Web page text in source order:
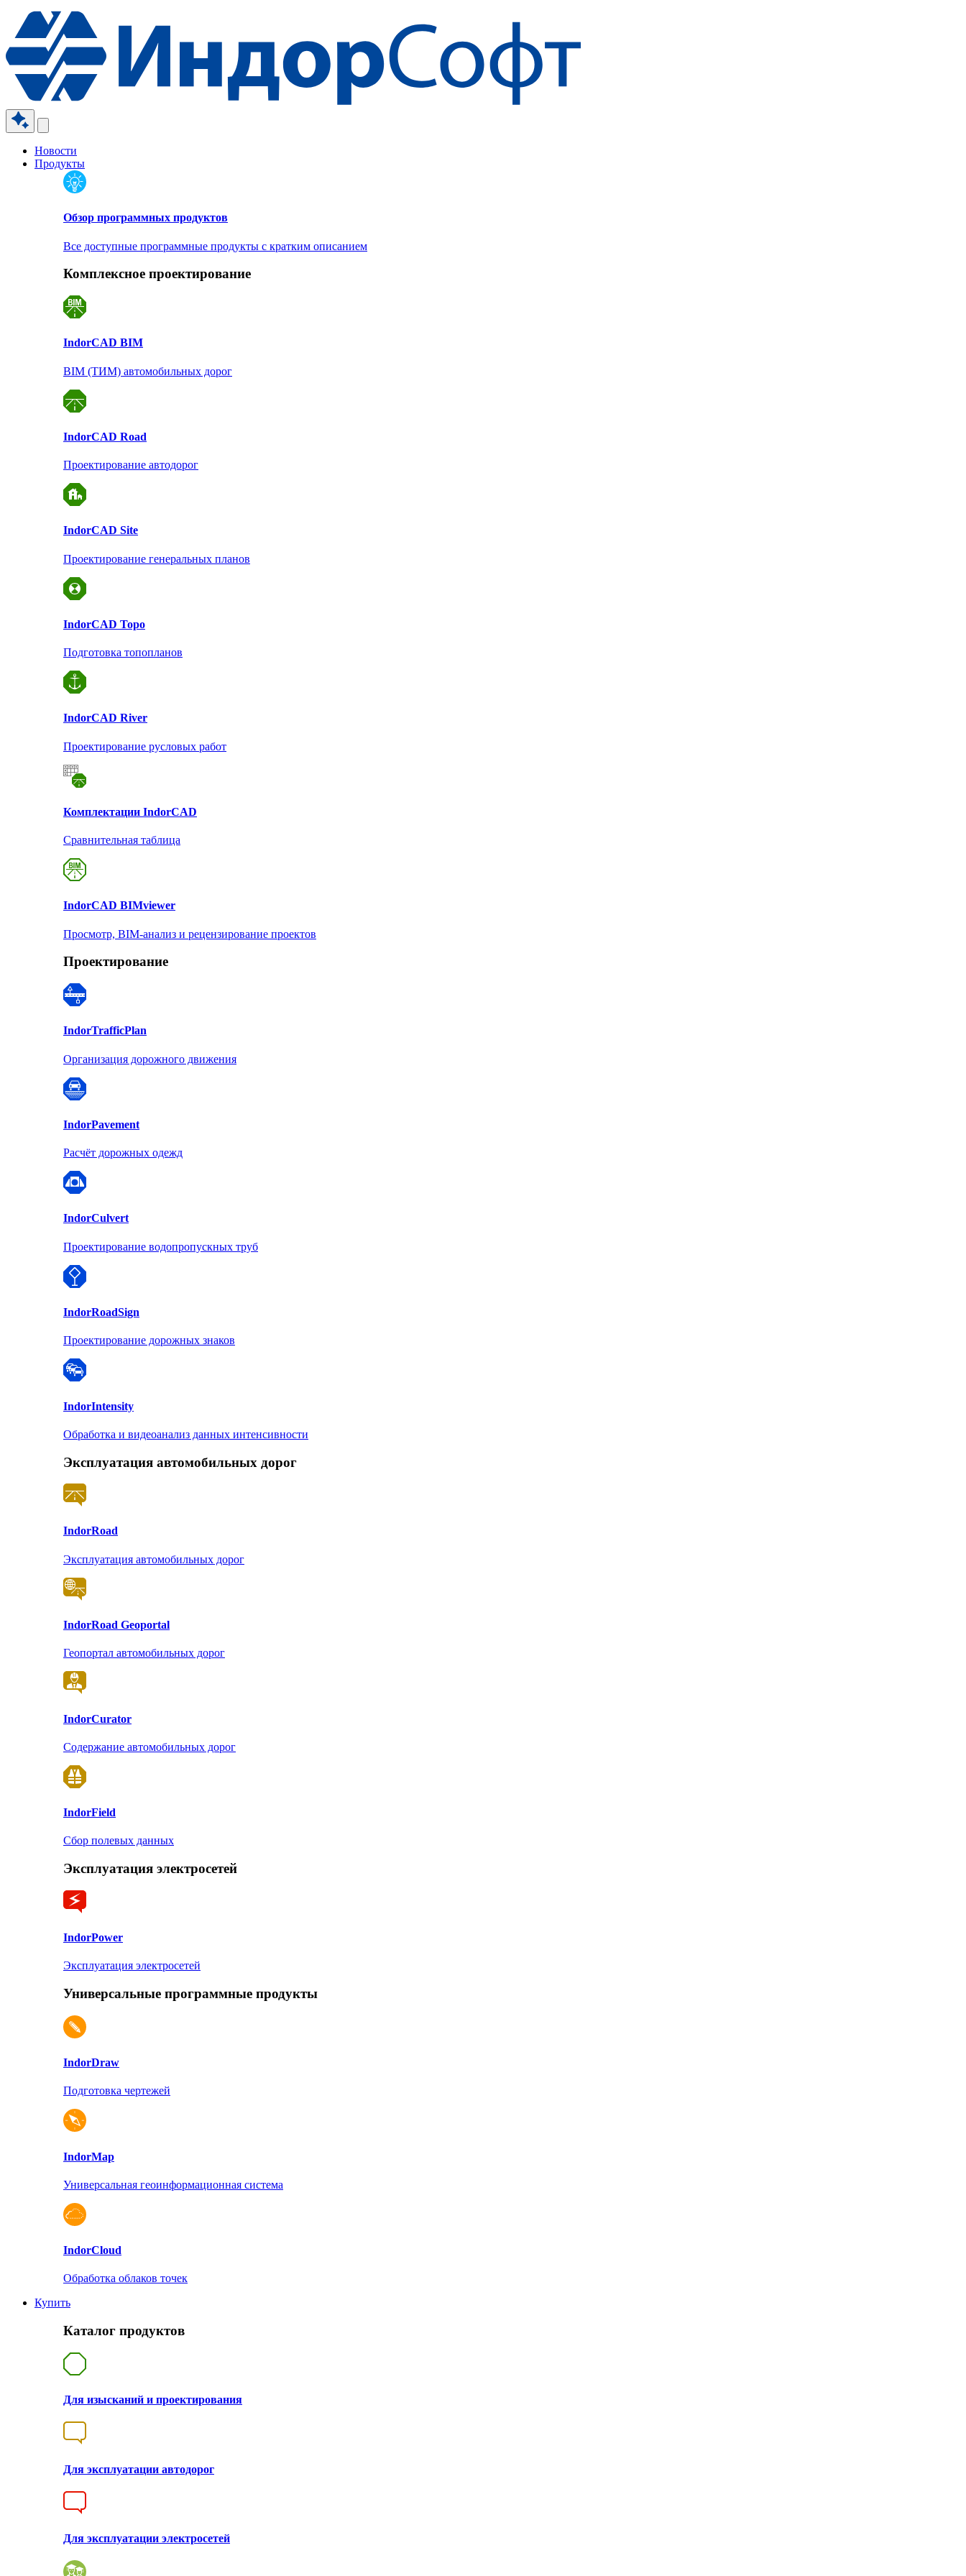
Новости
Продукты
Обзор программных продуктов
Все доступные программные продукты с кратким описанием
Комплексное проектирование
IndorCAD BIM
BIM (ТИМ) автомобильных дорог
IndorCAD Road
Проектирование автодорог
IndorCAD Site
Проектирование генеральных планов
IndorCAD Topo
Подготовка топопланов
IndorCAD River
Проектирование русловых работ
Комплектации IndorCAD
Сравнительная таблица
IndorCAD BIMviewer
Просмотр, BIM-анализ и рецензирование проектов
Проектирование
IndorTrafficPlan
Организация дорожного движения
IndorPavement
Расчёт дорожных одежд
IndorCulvert
Проектирование водопропускных труб
IndorRoadSign
Проектирование дорожных знаков
IndorIntensity
Обработка и видеоанализ данных интенсивности
Эксплуатация автомобильных дорог
IndorRoad
Эксплуатация автомобильных дорог
IndorRoad Geoportal
Геопортал автомобильных дорог
IndorCurator
Содержание автомобильных дорог
IndorField
Сбор полевых данных
Эксплуатация электросетей
IndorPower
Эксплуатация электросетей
Универсальные программные продукты
IndorDraw
Подготовка чертежей
IndorMap
Универсальная геоинформационная система
IndorCloud
Обработка облаков точек
Купить
Каталог продуктов
Для изысканий и проектирования
Для эксплуатации автодорог
Для эксплуатации электросетей